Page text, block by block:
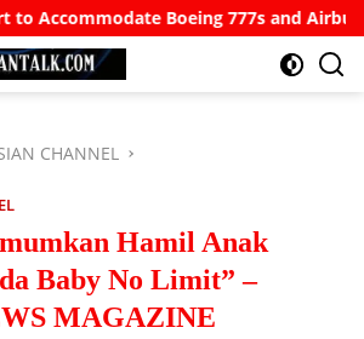
Boeing 777s and Airbus A380s
CHANNEL
Hamil Anak
Baby No Limit” –
MAGAZINE